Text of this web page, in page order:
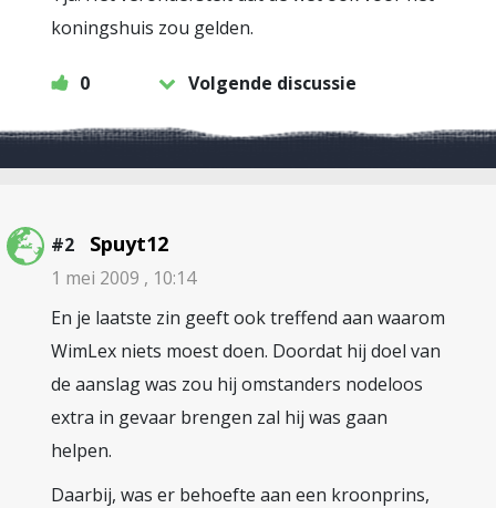
koningshuis zou gelden.
0 Volgende discussie
#2 Spuyt12
1 mei 2009 , 10:14
En je laatste zin geeft ook treffend aan waarom
WimLex niets moest doen. Doordat hij doel van
de aanslag was zou hij omstanders nodeloos
extra in gevaar brengen zal hij was gaan
helpen.
Daarbij, was er behoefte aan een kroonprins,